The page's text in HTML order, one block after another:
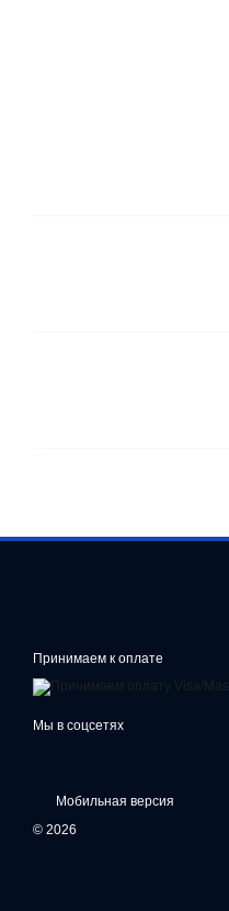
Принимаем к оплате
Мы в соцсетях
Мобильная версия
© 2026